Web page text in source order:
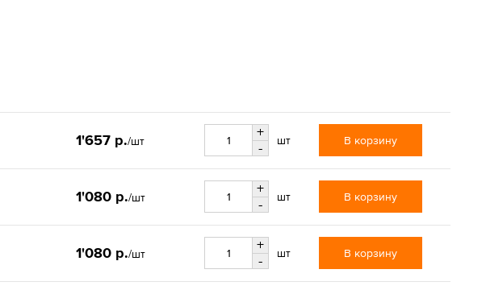
1'657 р./шт
+
-
шт В корзину
1'080 р./шт
+
-
шт В корзину
1'080 р./шт
+
-
шт В корзину